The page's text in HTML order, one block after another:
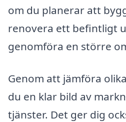
om du planerar att
renovera ett befintligt
genomföra en större
Genom att jämföra
du en klar bild av
tjänster. Det ger dig